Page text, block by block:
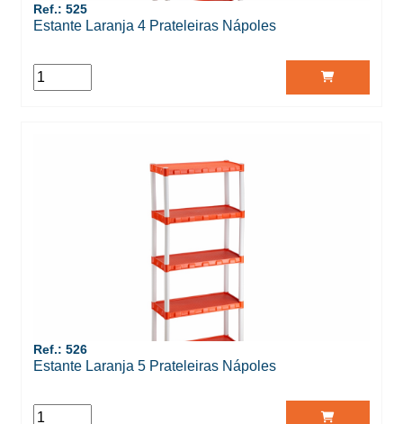
Ref.: 525
Estante Laranja 4 Prateleiras Nápoles
Ref.: 526
Estante Laranja 5 Prateleiras Nápoles